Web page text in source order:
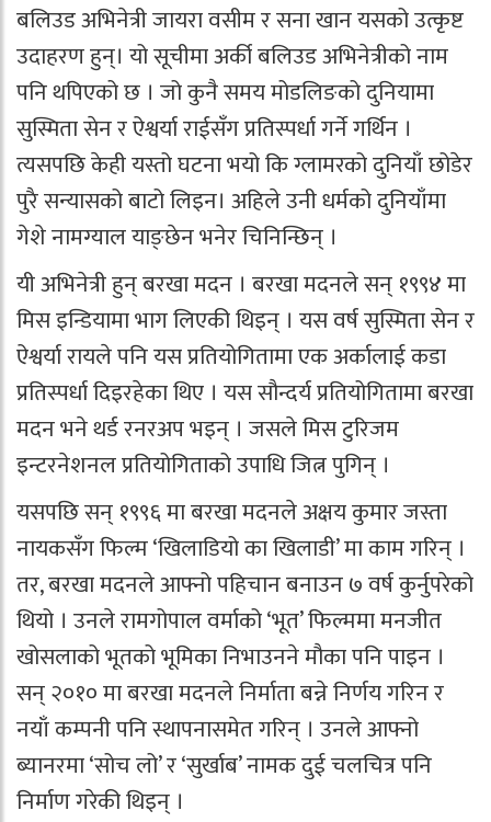
बलिउड अभिनेत्री जायरा वसीम र सना खान यसको उत्कृष्ट
उदाहरण हुन्। यो सूचीमा अर्की बलिउड अभिनेत्रीको नाम
पनि थपिएको छ । जो कुनै समय मोडलिङको दुनियामा
सुस्मिता सेन र ऐश्वर्या राईसँग प्रतिस्पर्धा गर्ने गर्थिन ।
त्यसपछि केही यस्तो घटना भयो कि ग्लामरको दुनियाँ छोडेर
पुरै सन्यासको बाटो लिइन। अहिले उनी धर्मको दुनियाँमा
गेशे नामग्याल याङ्छेन भनेर चिनिन्छिन् ।
यी अभिनेत्री हुन् बरखा मदन । बरखा मदनले सन् १९९४ मा
मिस इन्डियामा भाग लिएकी थिइन् । यस वर्ष सुस्मिता सेन र
ऐश्वर्या रायले पनि यस प्रतियोगितामा एक अर्कालाई कडा
प्रतिस्पर्धा दिइरहेका थिए । यस सौन्दर्य प्रतियोगितामा बरखा
मदन भने थर्ड रनरअप भइन् । जसले मिस टुरिजम
इन्टरनेशनल प्रतियोगिताको उपाधि जित्न पुगिन् ।
यसपछि सन् १९९६ मा बरखा मदनले अक्षय कुमार जस्ता
नायकसँग फिल्म ‘खिलाडियो का खिलाडी’ मा काम गरिन् ।
तर, बरखा मदनले आफ्नो पहिचान बनाउन ७ वर्ष कुर्नुपरेको
थियो । उनले रामगोपाल वर्माको ‘भूत’ फिल्ममा मनजीत
खोसलाको भूतको भूमिका निभाउनने मौका पनि पाइन ।
सन् २०१० मा बरखा मदनले निर्माता बन्ने निर्णय गरिन र
नयाँ कम्पनी पनि स्थापनासमेत गरिन् । उनले आफ्नो
ब्यानरमा ‘सोच लो’ र ‘सुर्खाब’ नामक दुई चलचित्र पनि
निर्माण गरेकी थिइन् ।